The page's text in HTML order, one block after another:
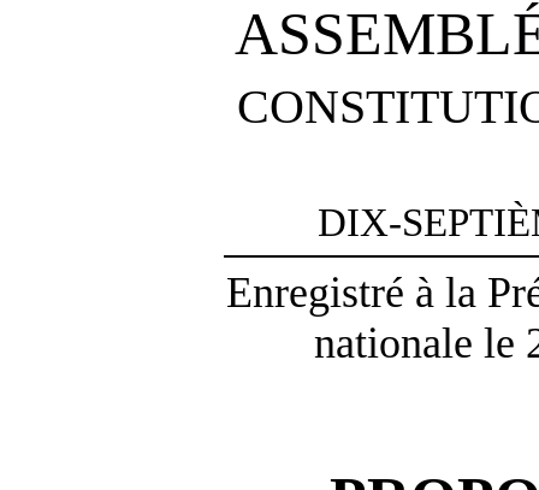
DIX-
Enregistré à la
nationale le